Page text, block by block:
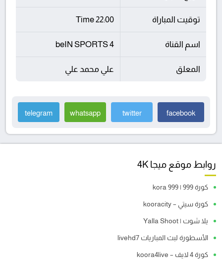
توقيت المباراة 22:00 Time
اسم القناة beIN SPORTS 4
المعلق علي محمد علي
facebook
twitter
whatsapp
telegram
روابط موقع ميجا 4K
كورة 999 | kora 999
كورة سيتي – kooracity
يلا شوت | Yalla Shoot
الأسطورة لبث المباريات livehd7
كورة 4 لايف – koora4live